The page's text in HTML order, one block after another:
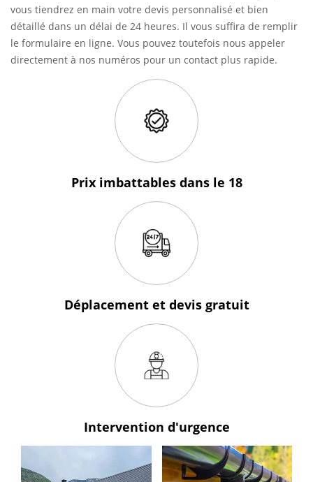
vous tiendrez en main votre devis personnalisé et bien
détaillé dans un délai de 24 heures. Il vous suffira de remplir
le formulaire en ligne. Vous pouvez toutefois nous appeler
directement à nos numéros pour un contact plus rapide.
Prix imbattables dans le 18
Déplacement et devis gratuit
Intervention d'urgence